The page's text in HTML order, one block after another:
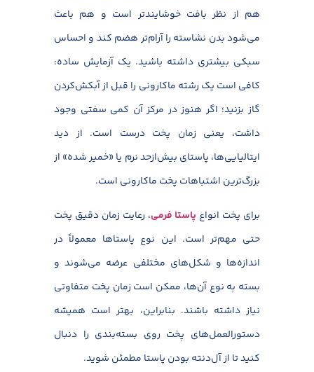
هم از نظر بافت خوشایندتر است و هم باعث
می‌شود بدن نشاسته را آرام‌تر هضم کند و احساس
سبکی بیشتری داشته باشید. یک آزمایش ساده:
کافی است یک رشته ماکارونی را قبل از آبکش‌کردن
گاز بزنید؛ اگر هنوز در مرکز آن کمی سفتی وجود
داشت، یعنی زمان پخت درست است. از دید
ایتالیایی‌ها، پاستای بیش‌ازحد نرم یا «خمیر شده» از
بزرگ‌ترین اشتباهات پخت ماکارونی است.
برای پخت انواع پاستا فرمی، رعایت زمان دقیق پخت
حتی مهم‌تر است. این نوع پاستاها معمولاً در
اندازه‌ها و شکل‌های مختلفی عرضه می‌شوند و
بسته به نوع آن‌ها، ممکن است زمان پخت متفاوتی
نیاز داشته باشند. بنابراین، بهتر است همیشه
دستورالعمل‌های پخت روی بسته‌بندی را دنبال
کنید تا از آل‌دنته بودن پاستا مطمئن شوید.